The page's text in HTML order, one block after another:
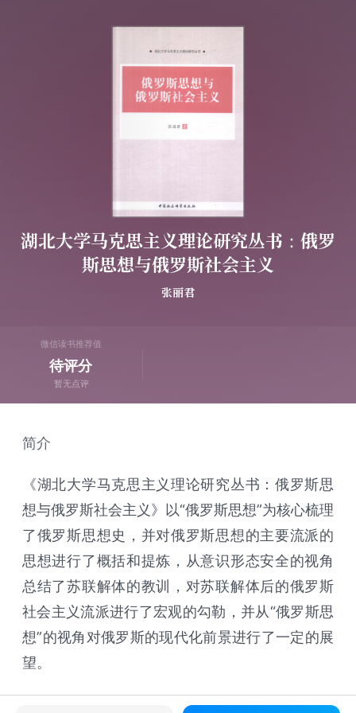
湖北大学马克思主义理论研究丛书：俄罗
斯思想与俄罗斯社会主义
张丽君
微信读书推荐值
待评分
暂无点评
简介
《湖北大学马克思主义理论研究丛书：俄罗斯思
想与俄罗斯社会主义》以“俄罗斯思想”为核心梳理
了俄罗斯思想史，并对俄罗斯思想的主要流派的
思想进行了概括和提炼，从意识形态安全的视角
总结了苏联解体的教训，对苏联解体后的俄罗斯
社会主义流派进行了宏观的勾勒，并从“俄罗斯思
想”的视角对俄罗斯的现代化前景进行了一定的展
望。